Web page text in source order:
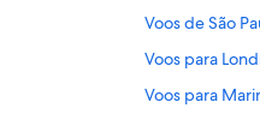
Voos de São
Voos para
Voos para